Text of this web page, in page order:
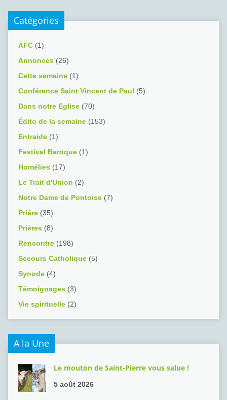
Catégories
AFC(1)
Annonces(26)
Cette semaine(1)
Conférence Saint Vincent de Paul (5)
Dans notre Eglise(70)
Édito de la semaine(153)
Entraide(1)
Festival Baroque(1)
Homélies(17)
Le Trait d'Union (2)
Notre Dame de Pontoise(7)
Prière(35)
Prières(8)
Rencontre(198)
Secours Catholique(5)
Synode(4)
Témoignages(3)
Vie spirituelle(2)
A la Une
Le mouton de Saint-Pierre vous salue !
5 août 2026